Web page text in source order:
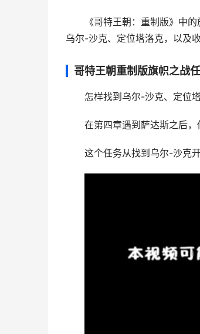
《哥特王朝：重制版》中
乌尔-沙克、定位塔洛克，以及
哥特王朝重制版旗帜之战
怎样找到乌尔-沙克、定位
在第四章遇到萨达斯之后，
这个任务从找到乌尔-沙克